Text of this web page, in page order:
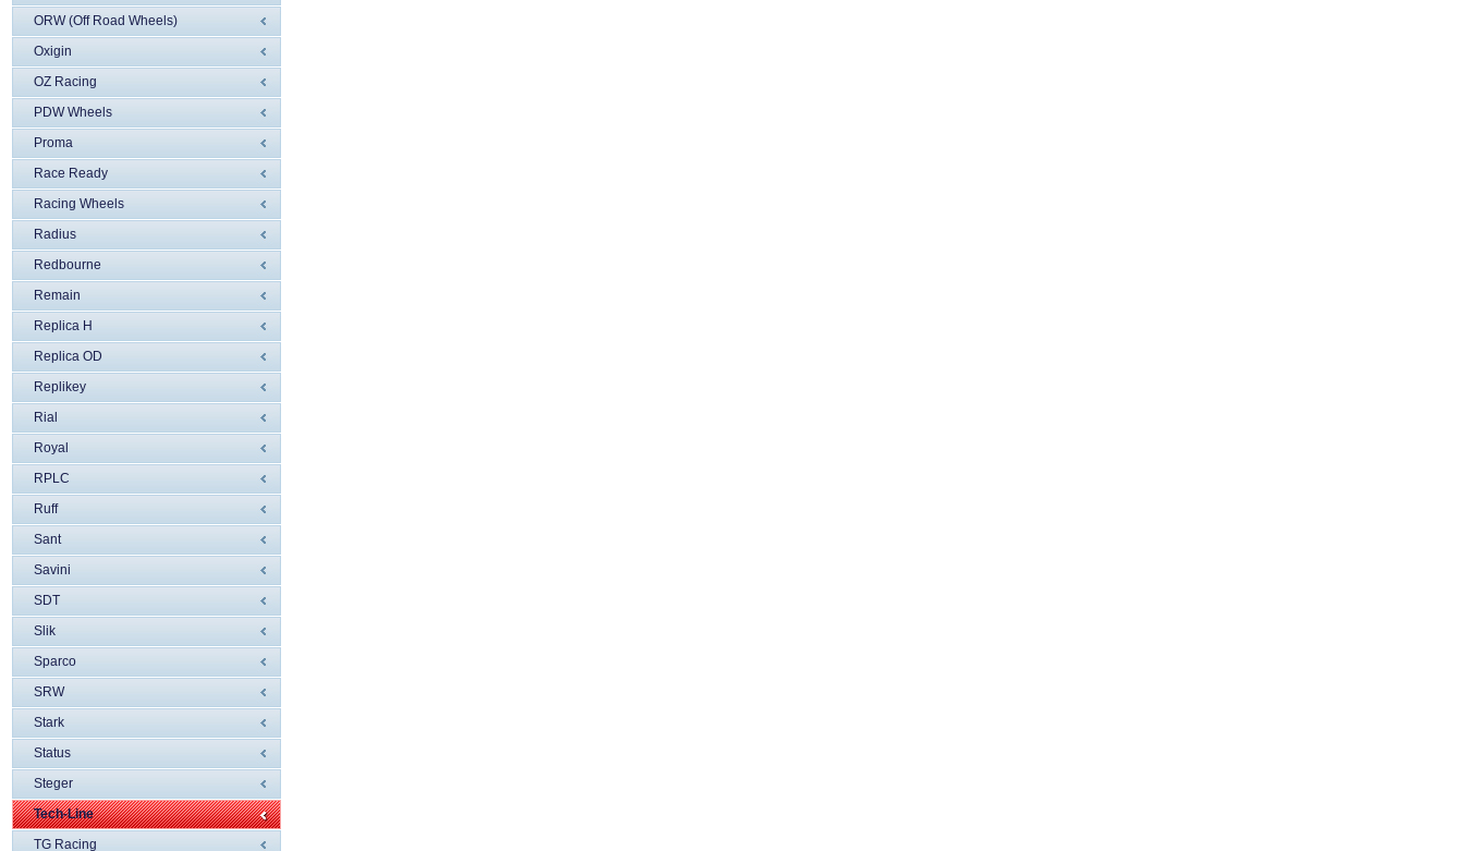
ORW (Off Road Wheels)
Oxigin
OZ Racing
PDW Wheels
Proma
Race Ready
Racing Wheels
Radius
Redbourne
Remain
Replica H
Replica OD
Replikey
Rial
Royal
RPLC
Ruff
Sant
Savini
SDT
Slik
Sparco
SRW
Stark
Status
Steger
Tech-Line
TG Racing